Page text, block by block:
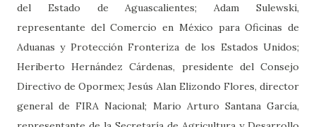
del Estado de Aguascalientes; Adam Sulewski,
representante del Comercio en México para Oficinas de
Aduanas y Protección Fronteriza de los Estados Unidos;
Heriberto Hernández Cárdenas, presidente del Consejo
Directivo de Opormex; Jesús Alan Elizondo Flores, director
general de FIRA Nacional; Mario Arturo Santana García,